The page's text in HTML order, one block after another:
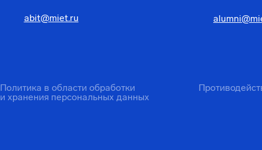
abit@miet.ru
Политика в области обработки
и хранения персональных данных